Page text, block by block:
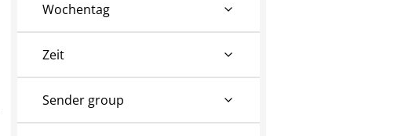
Wochentag
Zeit
Sender group